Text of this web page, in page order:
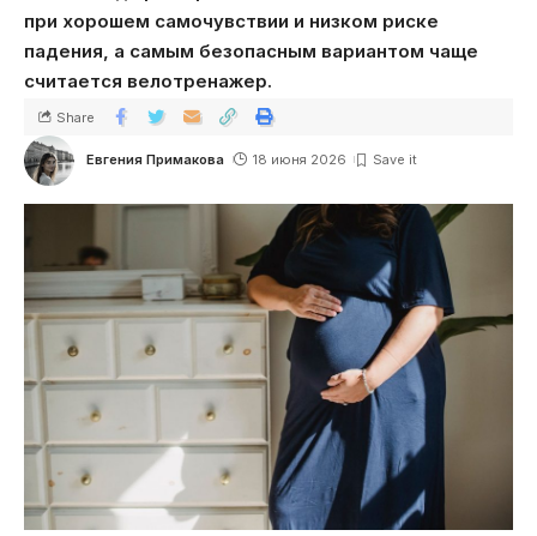
при хорошем самочувствии и низком риске
падения, а самым безопасным вариантом чаще
считается велотренажер.
Евгения Примакова 18 июня 2026
Share